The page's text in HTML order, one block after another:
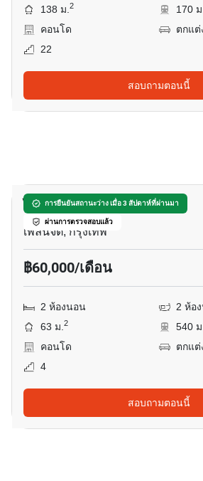
138 ม.2
170
คอนโด
ตกแต่
22
สอบถามตอนนี้
การยืนยันสถานะว่าง เมื่อ 3 สัปดาห์ที่ผ่านมา
ผ่านการตรวจสอบแล้ว
ไลฟ์ วัน ไวร์เลส
เพลินจิต, กรุงเทพ
฿60,000/เดือน
2 ห้องนอน
2 ห้อ
63 ม.2
540
คอนโด
ตกแต่
4
สอบถามตอนนี้